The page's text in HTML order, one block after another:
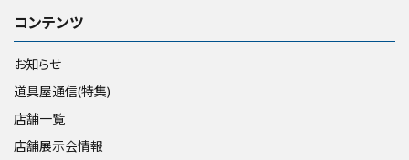
コンテンツ
お知らせ
道具屋通信(特集)
店舗一覧
店舗展示会情報